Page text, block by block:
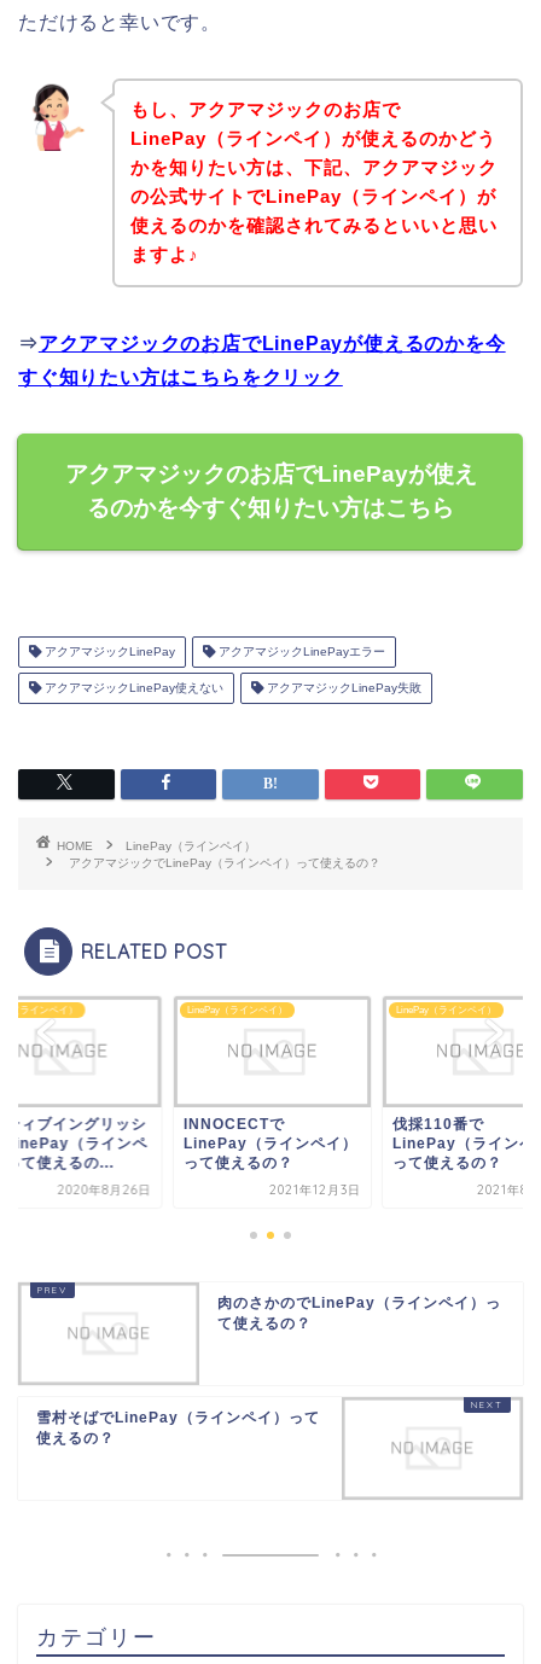
ただけると幸いです。
もし、アクアマジックのお店で
LinePay（ラインペイ）が使えるのかどう
かを知りたい方は、下記、アクアマジック
の公式サイトでLinePay（ラインペイ）が
使えるのかを確認されてみるといいと思い
ますよ♪
⇒アクアマジックのお店でLinePayが使えるのかを今
すぐ知りたい方はこちらをクリック
アクアマジックのお店でLinePayが使え
るのかを今すぐ知りたい方はこちら
アクアマジックLinePay アクアマジックLinePayエラー
アクアマジックLinePay使えない アクアマジックLinePay失敗
HOME
LinePay（ラインペイ）
アクアマジックでLinePay（ラインペイ）って使えるの？
RELATED POST
（ラインペイ）
ティブイングリッシ
LinePay（ラインペ
って使えるの...
2020年8月26日
LinePay（ラインペイ）
INNOCECTで
LinePay（ラインペイ）
って使えるの？
2021年12月3日
LinePay（ラインペイ）
伐採110番で
LinePay（ラインペ
って使えるの？
2021年8
肉のさかのでLinePay（ラインペイ）っ
て使えるの？
雪村そばでLinePay（ラインペイ）って
使えるの？
カテゴリー